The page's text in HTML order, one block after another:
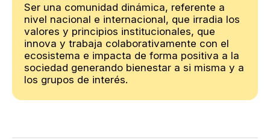
Ser una comunidad dinámica, referente a
nivel nacional e internacional, que irradia los
valores y principios institucionales, que
innova y trabaja colaborativamente con el
ecosistema e impacta de forma positiva a la
sociedad generando bienestar a si misma y a
los grupos de interés.